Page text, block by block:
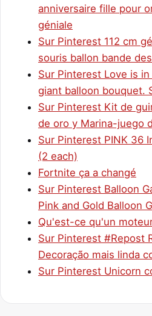
anniversaire fille pour
géniale
Sur Pinterest 112 cm
souris ballon bande
Sur Pinterest Love is
giant balloon bouquet.
Sur Pinterest Kit de
de oro y Marina-juego
Sur Pinterest PINK 36
(2 each)
Fortnite ça a changé
Sur Pinterest Balloon
Pink and Gold Balloon
Qu'est-ce qu'un
Sur Pinterest #Repost
Decoração mais linda
Sur Pinterest Unicorn